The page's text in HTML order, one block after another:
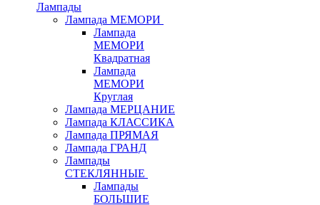
Лампады
Лампада МЕМОРИ
Лампада
МЕМОРИ
Квадратная
Лампада
МЕМОРИ
Круглая
Лампада МЕРЦАНИЕ
Лампада КЛАССИКА
Лампада ПРЯМАЯ
Лампада ГРАНД
Лампады
СТЕКЛЯННЫЕ
Лампады
БОЛЬШИЕ